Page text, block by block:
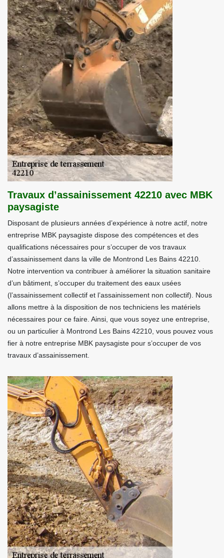
Travaux d’assainissement 42210 avec MBK
paysagiste
Disposant de plusieurs années d’expérience à notre actif, notre
entreprise MBK paysagiste dispose des compétences et des
qualifications nécessaires pour s’occuper de vos travaux
d’assainissement dans la ville de Montrond Les Bains 42210.
Notre intervention va contribuer à améliorer la situation sanitaire
d’un bâtiment, s’occuper du traitement des eaux usées
(l’assainissement collectif et l’assainissement non collectif). Nous
allons mettre à la disposition de nos techniciens les matériels
nécessaires pour ce faire. Ainsi, que vous soyez une entreprise,
ou un particulier à Montrond Les Bains 42210, vous pouvez vous
fier à notre entreprise MBK paysagiste pour s’occuper de vos
travaux d’assainissement.